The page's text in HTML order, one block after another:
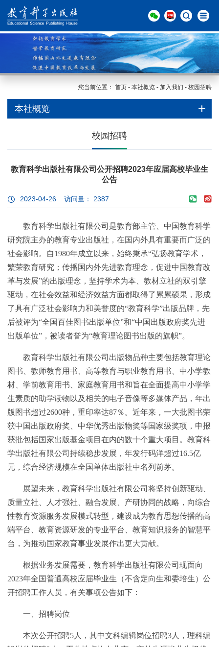
您当前位置： 首页 - 本社概览 - 加入我们 - 校园招聘
本社概览
校园招聘
教育科学出版社有限公司公开招聘2023年应届高校毕业生
公告
2023-04-26 访问量： 2387
教育科学出版社有限公司是教育部主管、中国教育科学
研究院主办的教育专业出版社，在国内外具有重要而广泛的
社会影响。自1980年成立以来，始终秉承“弘扬教育学术，
繁荣教育研究；传播国内外先进教育理念，促进中国教育改
革与发展”的出版理念，坚持学术为本、教材立社的双引擎
驱动，在社会效益和经济效益方面都取得了累累硕果，形成
了具有广泛社会影响力和美誉度的“教育科学”出版品牌，先
后被评为“全国百佳图书出版单位”和“中国出版政府奖先进
出版单位”，被读者誉为“教育理论图书出版的旗帜”。
教育科学出版社有限公司出版物品种主要包括教育理论
图书、教师教育用书、高等教育与职业教育用书、中小学教
材、学前教育用书、家庭教育用书和旨在全面提高中小学学
生素质的助学读物以及相关的电子音像等多媒体产品，年出
版图书超过2600种，重印率达87％。近年来，一大批图书荣
获中国出版政府奖、中华优秀出版物奖等国家级奖项，申报
获批包括国家出版基金项目在内的数十个重大项目。教育科
学出版社有限公司持续稳步发展，年发行码洋超过16.5亿
元，综合经济规模在全国单体出版社中名列前茅。
展望未来，教育科学出版社有限公司将坚持创新驱动、
质量立社、人才强社、融合发展、产研协同的战略，向综合
性教育资源服务发展模式转型，建设成为教育思想传播的高
端平台、教育资源研发的专业平台、教育知识服务的智慧平
台，为推动国家教育事业发展作出更大贡献。
根据业务发展需要，教育科学出版社有限公司现面向
2023年全国普通高校应届毕业生（不含定向生和委培生）公
开招聘工作人员，有关事项公告如下：
一、招聘岗位
本次公开招聘5人，其中文科编辑岗位招聘3人，理科编